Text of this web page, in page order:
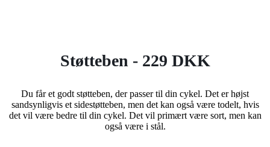
Støtteben - 229 DKK
Du får et godt støtteben, der passer til din cykel. Det er højst
sandsynligvis et sidestøtteben, men det kan også være todelt, hvis
det vil være bedre til din cykel. Det vil primært være sort, men kan
også være i stål.